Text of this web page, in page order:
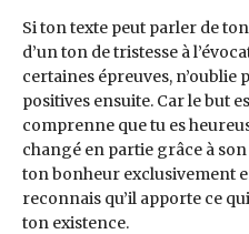
Si ton texte peut parler de
d’un ton de tristesse à
certaines épreuves, n’oublie
positives ensuite. Car le but
comprenne que tu es
changé en partie grâce à
ton bonheur exclusivement
reconnais qu’il apporte ce
ton existence.